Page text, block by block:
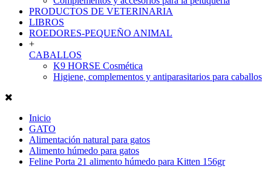
PRODUCTOS DE VETERINARIA
LIBROS
ROEDORES-PEQUEÑO ANIMAL
+
CABALLOS
K9 HORSE Cosmética
Higiene, complementos y antiparasitarios para caballos
Inicio
GATO
Alimentación natural para gatos
Alimento húmedo para gatos
Feline Porta 21 alimento húmedo para Kitten 156gr